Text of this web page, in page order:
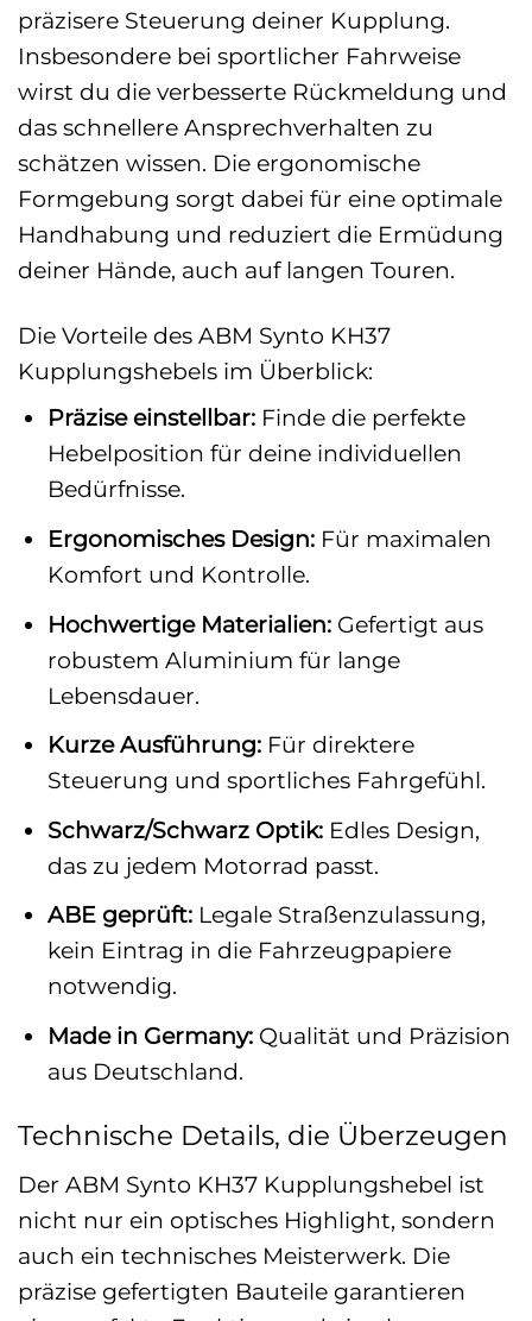
präzisere Steuerung deiner Kupplung.
Insbesondere bei sportlicher Fahrweise
wirst du die verbesserte Rückmeldung und
das schnellere Ansprechverhalten zu
schätzen wissen. Die ergonomische
Formgebung sorgt dabei für eine optimale
Handhabung und reduziert die Ermüdung
deiner Hände, auch auf langen Touren.
Die Vorteile des ABM Synto KH37
Kupplungshebels im Überblick:
Präzise einstellbar:Finde die perfekte
Hebelposition für deine individuellen
Bedürfnisse.
Ergonomisches Design:Für maximalen
Komfort und Kontrolle.
Hochwertige Materialien:Gefertigt aus
robustem Aluminium für lange
Lebensdauer.
Kurze Ausführung:Für direktere
Steuerung und sportliches Fahrgefühl.
Schwarz/Schwarz Optik:Edles Design,
das zu jedem Motorrad passt.
ABE geprüft:Legale Straßenzulassung,
kein Eintrag in die Fahrzeugpapiere
notwendig.
Made in Germany:Qualität und Präzision
aus Deutschland.
Technische Details, die Überzeugen
Der ABM Synto KH37 Kupplungshebel ist
nicht nur ein optisches Highlight, sondern
auch ein technisches Meisterwerk. Die
präzise gefertigten Bauteile garantieren